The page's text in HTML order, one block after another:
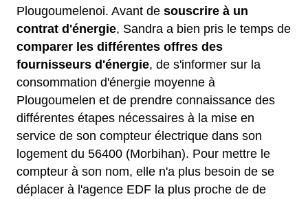
Plougoumelenoi. Avant de souscrire à un
contrat d'énergie, Sandra a bien pris le temps de
comparer les différentes offres des
fournisseurs d'énergie, de s'informer sur la
consommation d'énergie moyenne à
Plougoumelen et de prendre connaissance des
différentes étapes nécessaires à la mise en
service de son compteur électrique dans son
logement du 56400 (Morbihan). Pour mettre le
compteur à son nom, elle n'a plus besoin de se
déplacer à l'agence EDF la plus proche de de